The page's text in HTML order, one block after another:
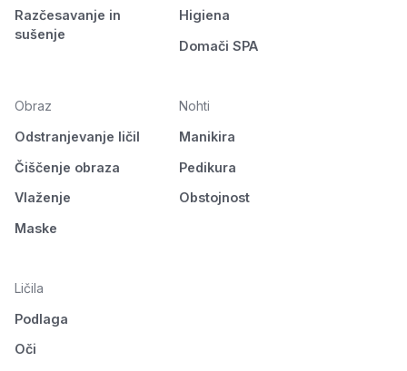
Razčesavanje in
sušenje
Higiena
Domači SPA
Obraz
Odstranjevanje ličil
Čiščenje obraza
Vlaženje
Maske
Nohti
Manikira
Pedikura
Obstojnost
Ličila
Podlaga
Oči